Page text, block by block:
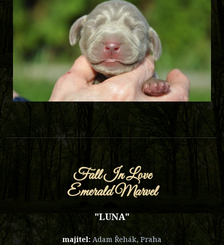
Fall In Love
Emerald Marvel
"LUNA"
majitel:Adam Řehák, Praha